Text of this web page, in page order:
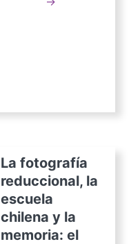
La fotografía
reduccional, la
escuela
chilena y la
memoria: el